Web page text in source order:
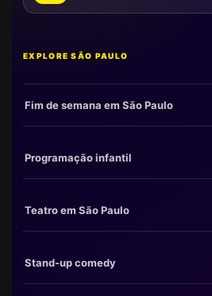
EXPLORE SÃO PAULO
Fim de semana em São Paulo
Programação infantil
Teatro em São Paulo
Stand-up comedy